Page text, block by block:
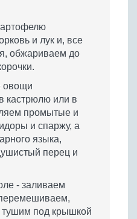
и лук и, все
обжариваем до
овощи
кастрюлю или в
промытые и
и спаржу, а
языка,
перец и
- заливаем
тушим под крышкой